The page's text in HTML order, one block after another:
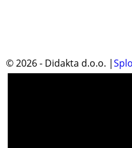
©2026- Didakta d.o.o. |